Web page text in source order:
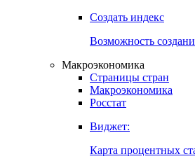
Создать индекс
Возможность
Макроэкономика
Страницы стран
Макроэкономика
Росстат
Виджет:
Карта процентных